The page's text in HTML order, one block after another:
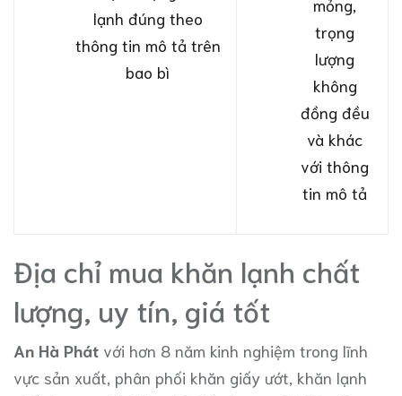
lạnh đúng theo
thông tin mô tả trên
bao bì
mỏng,
trọng
lượng
không
đồng đều
và khác
với thông
tin mô tả
Địa chỉ mua khăn lạnh chất
lượng, uy tín, giá tốt
An Hà Phát với hơn 8 năm kinh nghiệm trong lĩnh
vực sản xuất, phân phối khăn giấy ướt, khăn lạnh